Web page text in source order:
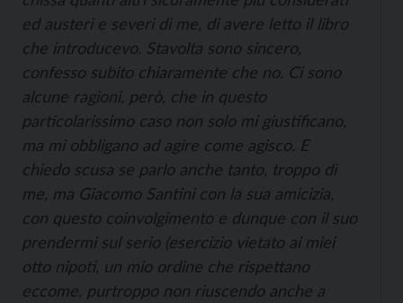
ed austeri e severi di me, di avere letto il libro
che introducevo. Stavolta sono sincero,
confesso subito chiaramente che no. Ci sono
alcune ragioni, però, che in questo
particolarissimo caso non solo mi giustificano,
ma mi obbligano ad agire come agisco. E
chiedo scusa se parlo anche tanto, troppo di
me, ma Giacomo Santini con la sua amicizia,
con questo coinvolgimento e dunque con il suo
prendermi sul serio (esercizio vietato ai miei
otto nipoti, un mio ordine che rispettano
eccome, purtroppo non riuscendo anche a